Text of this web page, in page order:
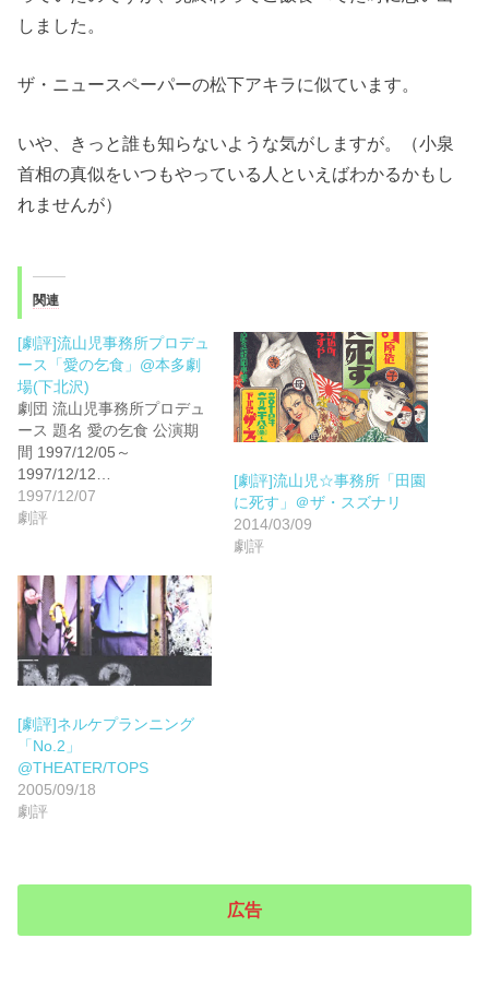
しました。
ザ・ニュースペーパーの松下アキラに似ています。
いや、きっと誰も知らないような気がしますが。（小泉
首相の真似をいつもやっている人といえばわかるかもし
れませんが）
関連
[劇評]流山児事務所プロデュ
ース「愛の乞食」@本多劇
場(下北沢)
劇団 流山児事務所プロデュ
ース 題名 愛の乞食 公演期
間 1997/12/05～
1997/12/12…
1997/12/07
劇評
[劇評]流山児☆事務所「田園
に死す」＠ザ・スズナリ
2014/03/09
劇評
[劇評]ネルケプランニング
「No.2」
@THEATER/TOPS
2005/09/18
劇評
広告